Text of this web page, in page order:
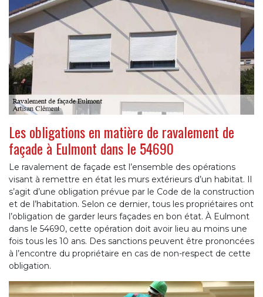
Les obligations en matière de ravalement de
façade à Eulmont dans le 54690
Le ravalement de façade est l’ensemble des opérations
visant à remettre en état les murs extérieurs d’un habitat. Il
s’agit d’une obligation prévue par le Code de la construction
et de l’habitation. Selon ce dernier, tous les propriétaires ont
l’obligation de garder leurs façades en bon état. À Eulmont
dans le 54690, cette opération doit avoir lieu au moins une
fois tous les 10 ans. Des sanctions peuvent être prononcées
à l’encontre du propriétaire en cas de non-respect de cette
obligation.